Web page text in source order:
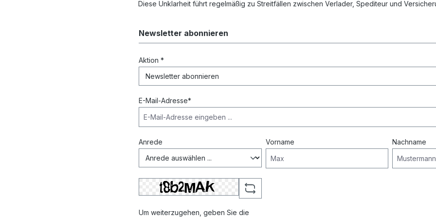
Diese Unklarheit führt regelmäßig zu Streitfällen zwischen Verlader, Spediteur und
Newsletter abonnieren
Aktion *
E-Mail-Adresse*
Anrede Vorname Nachname
Um weiterzugehen, geben Sie die